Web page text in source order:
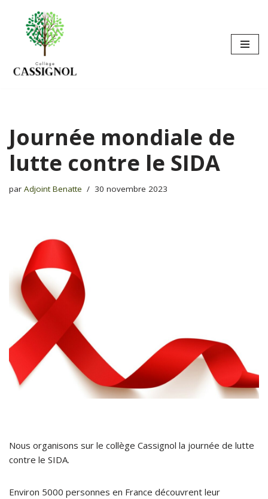
Aller
contenu
Journée mondiale de
lutte contre le SIDA
par Adjoint Benatte 30 novembre 2023
Nous organisons sur le collège Cassignol la journée de lutte
contre le SIDA.
Environ 5000 personnes en France découvrent leur